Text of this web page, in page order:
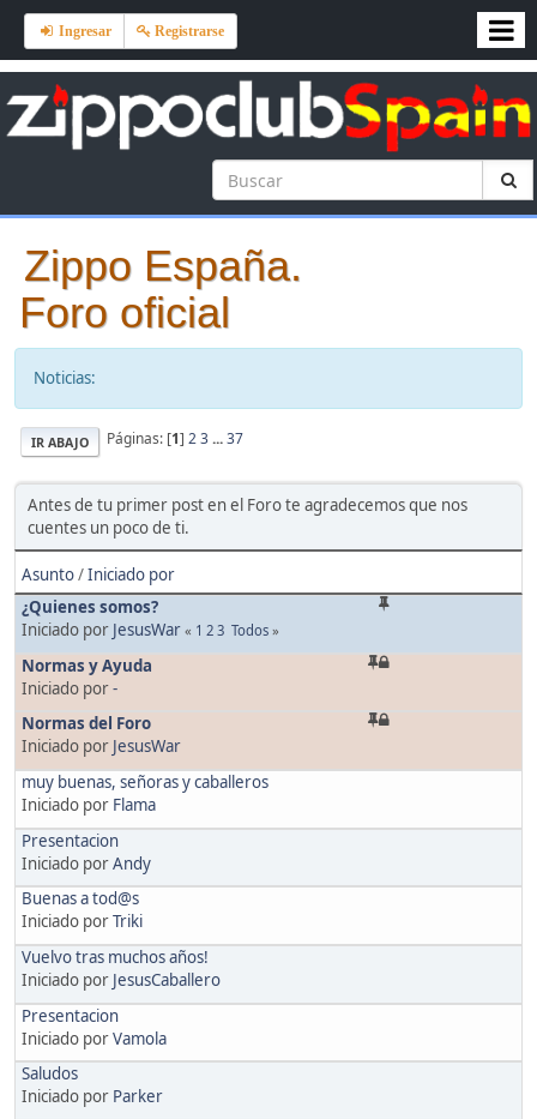
Ingresar Registrarse
Zippo España.
Foro oficial
Noticias:
IR ABAJO Páginas: [1] 23...37
Antes de tu primer post en el Foro te agradecemos que nos
cuentes un poco de ti.
Asunto/Iniciado por
¿Quienes somos?
Iniciado por JesusWar « 1 2 3 Todos »
Normas y Ayuda
Iniciado por-
Normas del Foro
Iniciado por JesusWar
muy buenas, señoras y caballeros
Iniciado por Flama
Presentacion
Iniciado porAndy
Buenas a tod@s
Iniciado porTriki
Vuelvo tras muchos años!
Iniciado por JesusCaballero
Presentacion
Iniciado porVamola
Saludos
Iniciado por Parker